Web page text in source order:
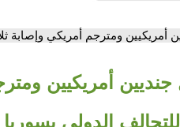
أمريكيين ومترجم أمريكي وإصابة
جنديين أمريكيين
الدولي بسوريا